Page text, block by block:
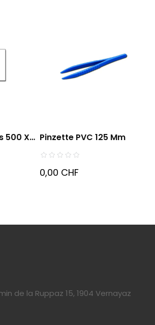
500 X
Pinzette PVC 125 Mm
0,00 CHF
de la Ruppaz 15, 1904 Vernayaz